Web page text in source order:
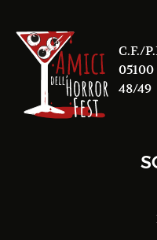
C.F./
48/49